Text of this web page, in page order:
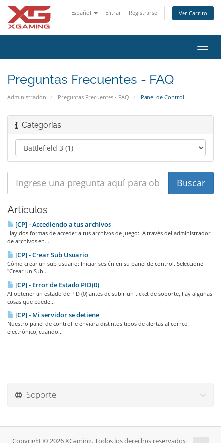
Español Entrar Registrarse Ver Carrito
Preguntas Frecuentes - FAQ
Administración Preguntas Frecuentes - FAQ Panel de Control
Categorías
Artículos
[CP] - Accediendo a tus archivos
Hay dos formas de acceder a tus archivos de juego: A través del administrador
de archivos en...
[CP] - Crear Sub Usuario
Cómo crear un sub usuario: Iniciar sesión en su panel de control. Seleccione
"Crear un Sub...
[CP] - Error de Estado PID(0)
Al obtener un estado de PID (0) antes de subir un ticket de soporte, hay algunas
cosas que puede...
[CP] - Mi servidor se detiene
Nuestro panel de control le enviara distintos tipos de alertas al correo
electrónico, cuando...
Soporte
Copyright © 2026 XGaming. Todos los derechos reservados.